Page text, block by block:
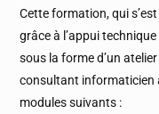
Cette formation, qui
grâce à l’appui
sous la forme d’un
consultant informaticien
modules suivants :